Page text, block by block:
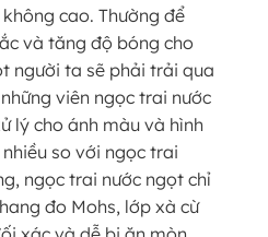
cao. Thường để
và tăng độ bóng cho
người ta sẽ phải trải qua
viên ngọc trai nước
lý cho ánh màu và hình
so với ngọc trai
ngọc trai nước ngọt chỉ
đo Mohs, lớp xà cừ